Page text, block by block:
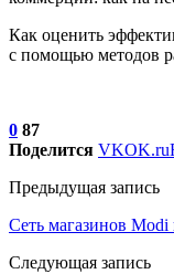
Как оценить
с помощью методов
0 87
Поделится VKOK.ru
Предыдущая запись
Сеть магазинов
Следующая запись